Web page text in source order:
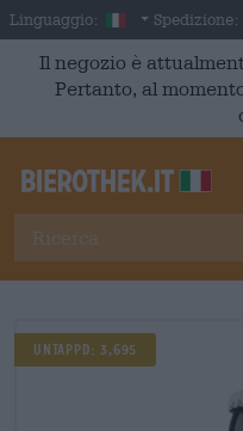
Skip to main content
Linguaggio: Italian
Spedizione:
Il negozio è
Pertanto, al
Untappd: 3,695